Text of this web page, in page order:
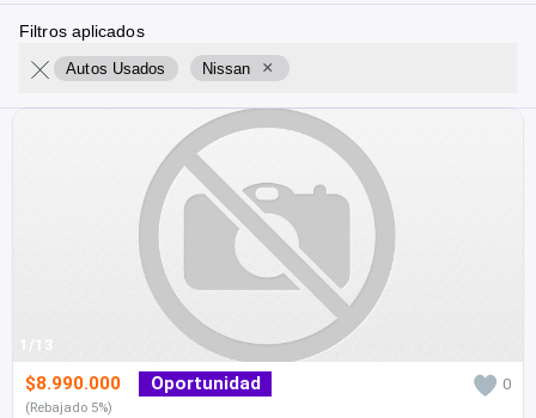
Filtros aplicados
Autos Usados Nissan ×
1/13
$8.990.000 Oportunidad 0
(Rebajado 5%)